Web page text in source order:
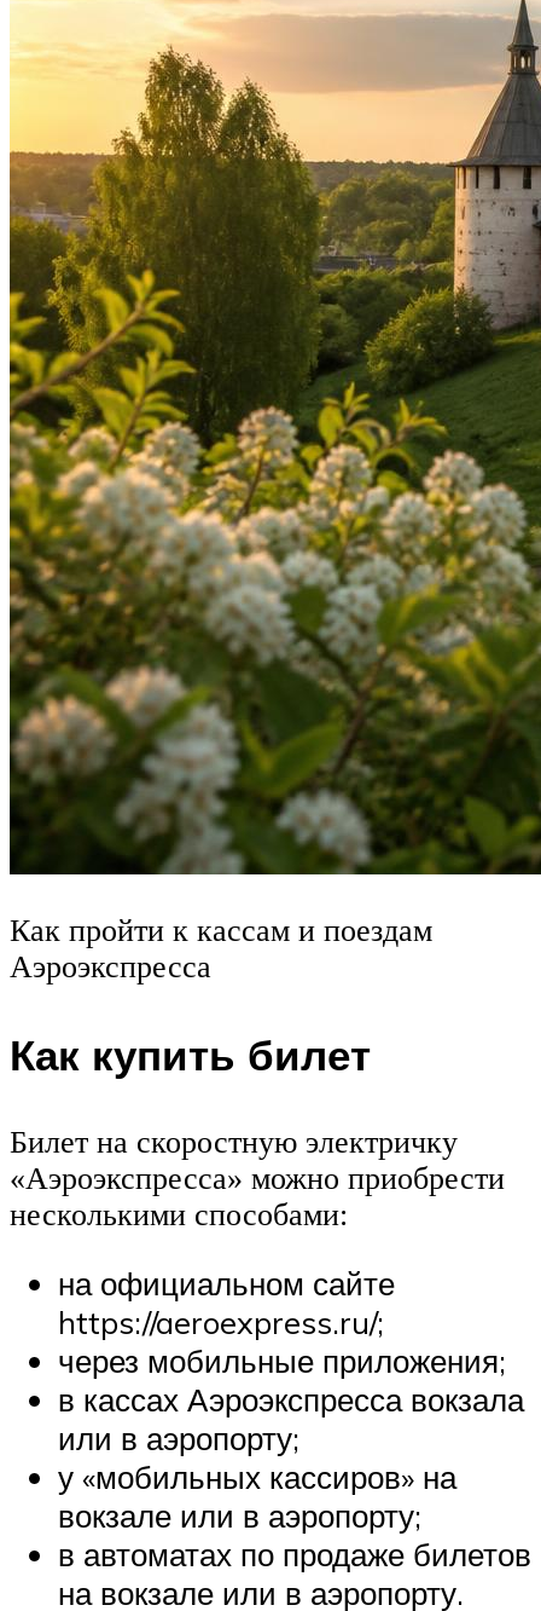
Как пройти к кассам и поездам
Аэроэкспресса
Как купить билет
Билет на скоростную электричку
«Аэроэкспресса» можно приобрести
несколькими способами:
на официальном сайте
https://aeroexpress.ru/;
через мобильные приложения;
в кассах Аэроэкспресса вокзала
или в аэропорту;
у «мобильных кассиров» на
вокзале или в аэропорту;
в автоматах по продаже билетов
на вокзале или в аэропорту.